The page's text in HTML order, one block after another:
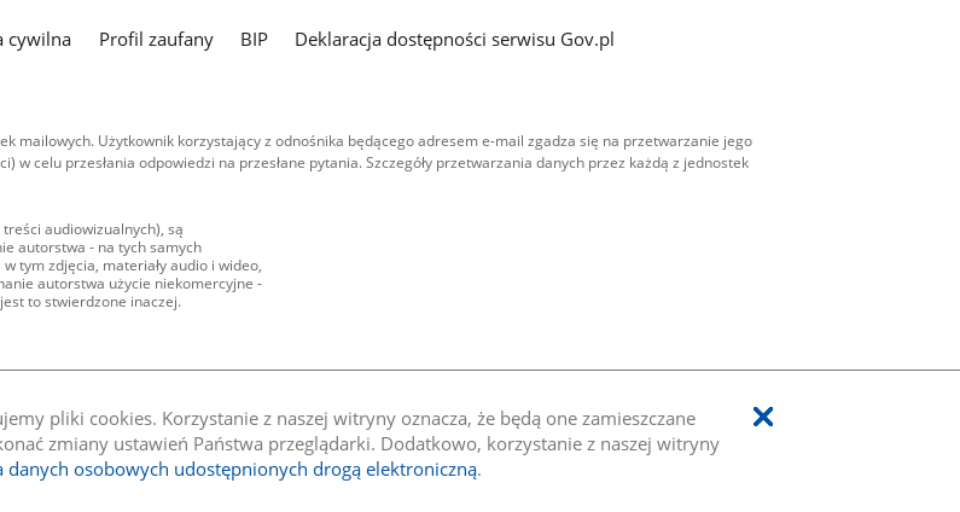
pliki cookies. Korzystanie z naszej witryny oznacza, że będą one zamieszczane
zmiany ustawień Państwa przeglądarki. Dodatkowo, korzystanie z naszej witryny
danych osobowych udostępnionych drogą elektroniczną.
cywilna Profil zaufany BIP
Deklaracja dostępności serwisu Gov.pl
mailowych. Użytkownik korzystający z odnośnika będącego adresem e-mail zgadza się na przetwarzanie jego
celu przesłania odpowiedzi na przesłane pytania. Szczegóły przetwarzania danych przez każdą z jednostek
audiowizualnych), są
autorstwa - na tych samych
tym zdjęcia, materiały audio i wideo,
autorstwa użycie niekomercyjne -
to stwierdzone inaczej.